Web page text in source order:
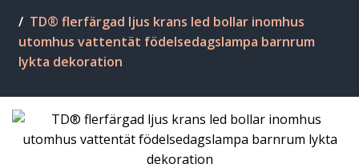
TD® flerfärgad ljus krans led bollar inomhus
utomhus vattentät födelsedagslampa barnrum
lykta dekoration